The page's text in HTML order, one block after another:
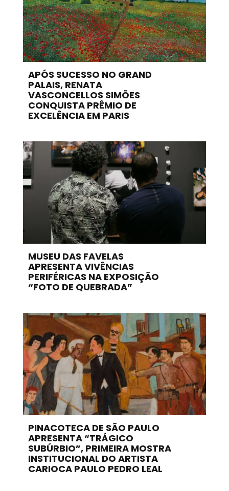
APÓS SUCESSO NO GRAND
PALAIS, RENATA
VASCONCELLOS SIMÕES
CONQUISTA PRÊMIO DE
EXCELÊNCIA EM PARIS
MUSEU DAS FAVELAS
APRESENTA VIVÊNCIAS
PERIFÉRICAS NA EXPOSIÇÃO
“FOTO DE QUEBRADA”
PINACOTECA DE SÃO PAULO
APRESENTA “TRÁGICO
SUBÚRBIO”, PRIMEIRA MOSTRA
INSTITUCIONAL DO ARTISTA
CARIOCA PAULO PEDRO LEAL